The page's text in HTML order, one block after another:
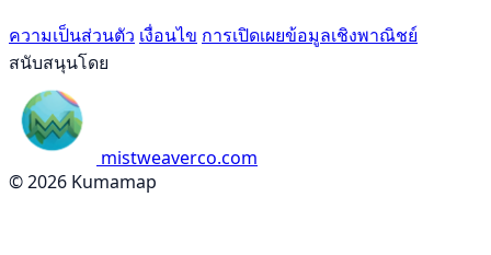
ความเป็นส่วนตัว เงื่อนไข การเปิดเผยข้อมูลเชิงพาณิชย์
สนับสนุนโดย
mistweaverco.com
© 2026 Kumamap